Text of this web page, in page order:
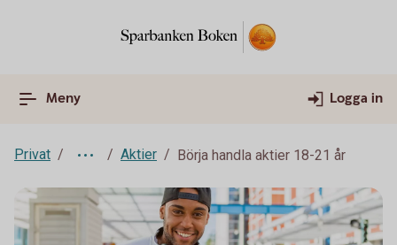
Meny Logga in
Privat Aktier Börja handla aktier 18-21 år